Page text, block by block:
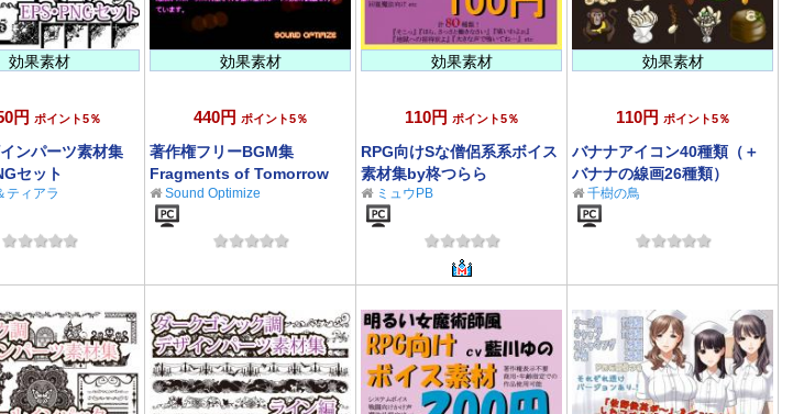
効果素材
円 ポイント5％
ンパーツ素材集
セット
ティアラ
効果素材
440円 ポイント5％
著作権フリーBGM集
Fragments of Tomorrow
Sound Optimize
効果素材
110円 ポイント5％
RPG向けSな僧侶系系ボイス
素材集by柊つらら
ミュウPB
効果素材
110円 ポイント5％
バナナアイコン40種類（＋
バナナの線画26種類）
千樹の鳥